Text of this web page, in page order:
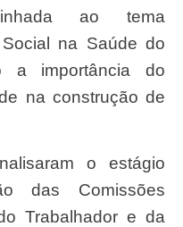
ao tema
na Saúde do
a importância do
na construção de
das Comissões
Trabalhador e da